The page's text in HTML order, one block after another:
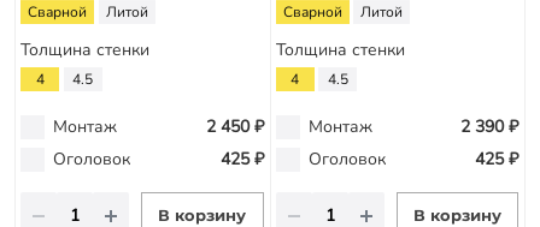
Сварной Литой
Толщина стенки
4 4.5
Монтаж
2 450 ₽
Оголовок
425 ₽
В корзину
Сварной Литой
Толщина стенки
4 4.5
Монтаж
2 390 ₽
Оголовок
425 ₽
В корзину